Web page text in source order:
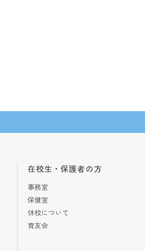
在校生・保護者の方
事務室
保健室
休校について
育友会